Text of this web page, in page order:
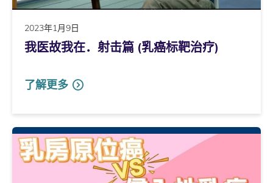
2023年1月9日
我医故我在．射击篇 (乳癌标靶治疗)
了解更多